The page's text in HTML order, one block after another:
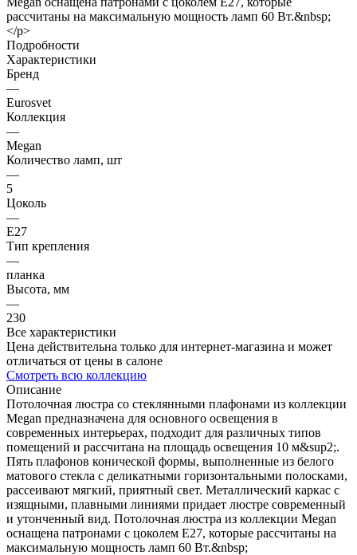
рассчитаны на максимальную мощность ламп 60 Вт.&nbsp;
</p>
Подробности
Характеристики
Бренд
—
Eurosvet
Коллекция
—
Megan
Количество ламп, шт
—
5
Цоколь
—
E27
Тип крепления
—
планка
Высота, мм
—
230
Все характеристики
Цена действительна только для интернет-магазина и может
отличаться от цены в салоне
Смотреть всю коллекцию
Описание
Потолочная люстра со стеклянными плафонами из коллекции
Megan предназначена для основного освещения в
современных интерьерах, подходит для различных типов
помещений и рассчитана на площадь освещения 10 м&sup2;.
Пять плафонов конической формы, выполненные из белого
матового стекла с деликатными горизонтальными полосками,
рассеивают мягкий, приятный свет. Металлический каркас с
изящными, плавными линиями придает люстре современный
и утонченный вид. Потолочная люстра из коллекции Megan
оснащена патронами с цоколем Е27, которые рассчитаны на
максимальную мощность ламп 60 Вт.&nbsp;